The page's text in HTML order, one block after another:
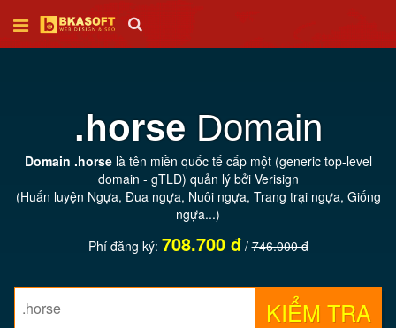
Thiết
kế
web
Tên
miền
.horse Domain
Domain .horselà tên miền quốc tế cấp một (generic top-level
domain - gTLD) quản lý bởi Verisign
(Huấn luyện Ngựa, Đua ngựa, Nuôi ngựa, Trang trại ngựa, Giống
ngựa...)
Phí đăng ký: 708.700 đ/746.000 đ
KIỂM TRA